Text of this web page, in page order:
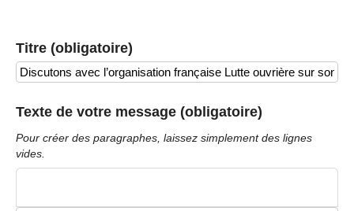
Titre (obligatoire)
Texte de votre message (obligatoire)
Pour créer des paragraphes, laissez simplement des lignes
vides.